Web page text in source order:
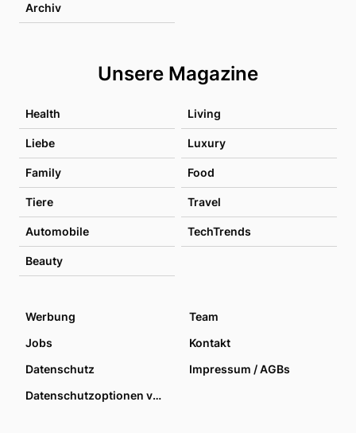
Archiv
Unsere Magazine
Health Living
Liebe Luxury
Family Food
Tiere Travel
Automobile TechTrends
Beauty
Werbung
Team
Jobs
Kontakt
Datenschutz
Impressum / AGBs
Datenschutzoptionen verwalten